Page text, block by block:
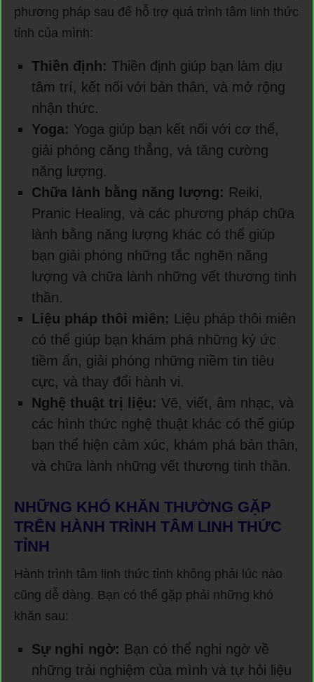
phương pháp sau để hỗ trợ quá trình tâm linh thức
tỉnh của mình:
Thiền định: Thiền định giúp bạn làm dịu
tâm trí, kết nối với bản thân, và mở rộng
nhận thức.
Yoga: Yoga giúp bạn kết nối với cơ thể,
giải phóng căng thẳng, và tăng cường
năng lượng.
Chữa lành bằng năng lượng: Reiki,
Pranic Healing, và các phương pháp chữa
lành bằng năng lượng khác có thể giúp
bạn giải phóng những tắc nghẽn năng
lượng và chữa lành những vết thương tinh
thần.
Liệu pháp thôi miên: Liệu pháp thôi miên
có thể giúp bạn khám phá những ký ức
tiềm ẩn, giải phóng những niềm tin tiêu
cực, và thay đổi hành vi.
Nghệ thuật trị liệu: Vẽ, viết, âm nhạc, và
các hình thức nghệ thuật khác có thể giúp
bạn thể hiện cảm xúc, khám phá bản thân,
và chữa lành những vết thương tinh thần.
NHỮNG KHÓ KHĂN THƯỜNG GẶP
TRÊN HÀNH TRÌNH TÂM LINH THỨC
TỈNH
Hành trình tâm linh thức tỉnh không phải lúc nào
cũng dễ dàng. Bạn có thể gặp phải những khó
khăn sau:
Sự nghi ngờ: Bạn có thể nghi ngờ về
những trải nghiệm của mình và tự hỏi liệu